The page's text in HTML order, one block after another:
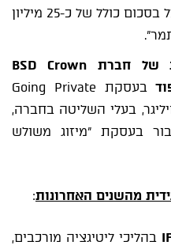
בעסקה לרכישת תגמול-על בסכום כולל של כ-25 מיליון
של חברת BSD Crown
בעסקת Going Private
בעלי השליטה בחברה,
בעסקת "מיזוג משולש
מהשנים האחרונות:
בהליכי ליטיגציה מורכבים,